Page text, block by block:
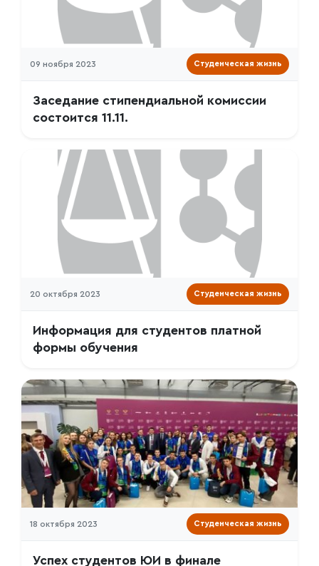
09 ноября 2023 Студенческая жизнь
Заседание стипендиальной комиссии
состоится 11.11.
20 октября 2023 Студенческая жизнь
Информация для студентов платной
формы обучения
18 октября 2023 Студенческая жизнь
Успех студентов ЮИ в финале